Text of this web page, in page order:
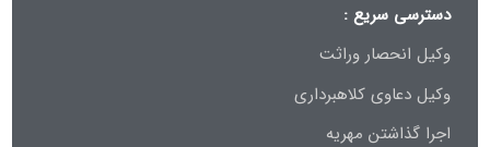
دسترسی سریع :
وکیل انحصار وراثت
وکیل دعاوی کلاهبرداری
اجرا گذاشتن مهریه